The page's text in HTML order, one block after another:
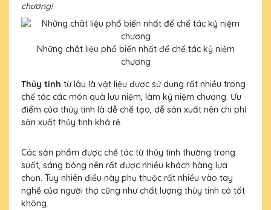
chương!
Những chât liệu phổ biến nhất để chế tác kỷ niệm
chương
Thủy tinh từ lâu là vật liệu được sử dụng rất nhiều trong
chế tác các món quà lưu niệm, làm kỷ niệm chương. Ưu
điểm của thủy tinh là dễ chế tạo, dễ sản xuất nên chi phí
sản xuất thủy tinh khá rẻ.
Các sản phẩm được chế tác từ thủy tinh thường trong
suốt, sáng bóng nên rất được nhiều khách hàng lựa
chọn. Tuy nhiên điều này phụ thuộc rất nhiều vào tay
nghề của người thợ cũng như chất lượng thủy tinh có tốt
không.